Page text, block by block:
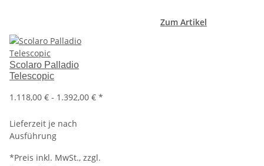
Zum Artikel
Scolaro Palladio
Telescopic
1.118,00 € - 1.392,00 € *
Lieferzeit je nach
Ausführung
*Preis inkl. MwSt., zzgl.